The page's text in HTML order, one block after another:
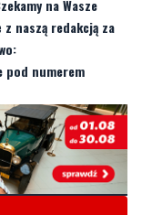
na Wasze
naszą redakcją za
pod numerem